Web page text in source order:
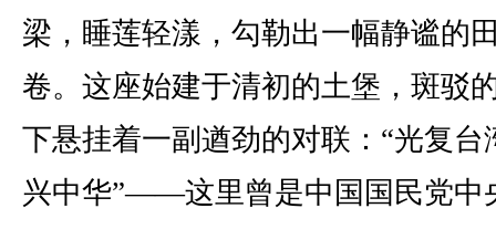
梁，睡莲轻漾，勾勒出一幅静谧的
卷。这座始建于清初的土堡，斑驳
下悬挂着一副遒劲的对联：“光复台
兴中华”——这里曾是中国国民党中